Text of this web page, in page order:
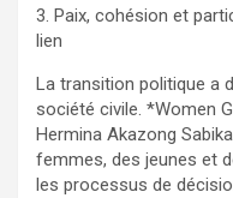
3. Paix, cohésion et
lien
La transition politique a
société civile. *Women
Hermina Akazong
femmes, des jeunes et
les processus de